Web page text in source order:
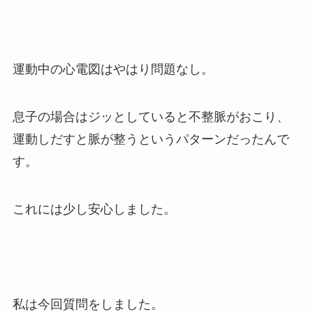
運動中の心電図はやはり問題なし。
息子の場合はジッとしていると不整脈がおこり、
運動しだすと脈が整うというパターンだったんで
す。
これには少し安心しました。
私は今回質問をしました。